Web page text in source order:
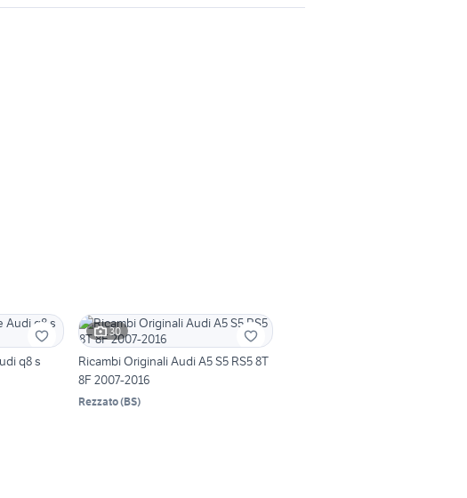
q8 s
30
Ricambi Originali Audi A5 S5 RS5 8T
8F 2007-2016
Rezzato(BS)